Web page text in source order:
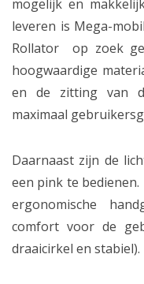
mogelijk en
leveren is Mega-
Rollator op zoek
hoogwaardige
en de zitting van
maximaal
Daarnaast zijn de
een pink te
ergonomische
comfort voor de
draaicirkel en stabiel).